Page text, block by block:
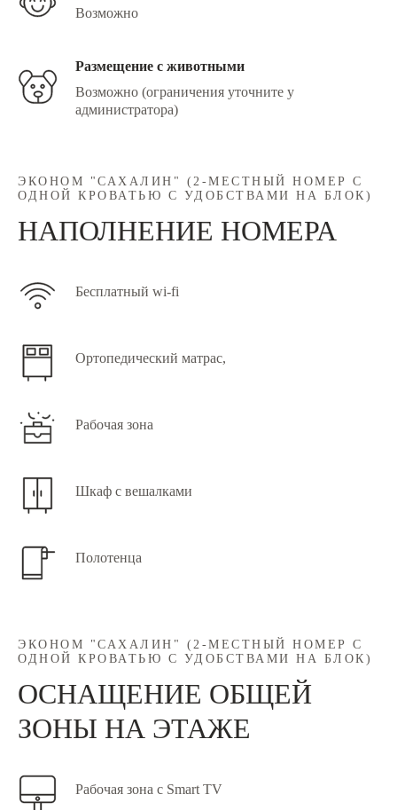
Возможно
Размещение с животными
Возможно (ограничения уточните у
администратора)
ЭКОНОМ "САХАЛИН" (2-МЕСТНЫЙ НОМЕР С
ОДНОЙ КРОВАТЬЮ С УДОБСТВАМИ НА БЛОК)
НАПОЛНЕНИЕ НОМЕРА
Бесплатный wi-fi
Ортопедический матрас,
Рабочая зона
Шкаф с вешалками
Полотенца
ЭКОНОМ "САХАЛИН" (2-МЕСТНЫЙ НОМЕР С
ОДНОЙ КРОВАТЬЮ С УДОБСТВАМИ НА БЛОК)
ОСНАЩЕНИЕ ОБЩЕЙ
ЗОНЫ НА ЭТАЖЕ
Рабочая зона с Smart TV